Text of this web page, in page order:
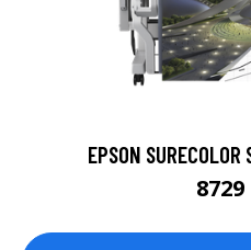
EPSON
8729